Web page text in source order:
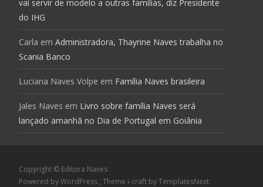
vai servir de modelo a outras famílias, diz Presidente
do IHG
Carla em Administradora, Thayrine Naves trabalha no
Scania Banco
Luciana Naves Volpe em Família Naves brasileira
Jales Naves em Livro sobre família Naves será
lançado amanhã no Dia de Portugal em Goiânia
Copyright © Editora Naves
Powered by WordPress , Theme i-craft by TemplatesNext.